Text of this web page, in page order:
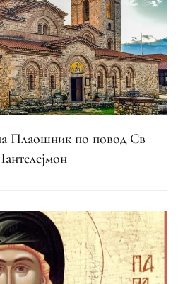
Плаошник по повод Св